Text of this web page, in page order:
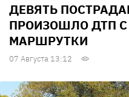
ДЕВЯТЬ
ПРОИЗОШЛО ДТП
МАРШРУТКИ
07 Августа 13:12